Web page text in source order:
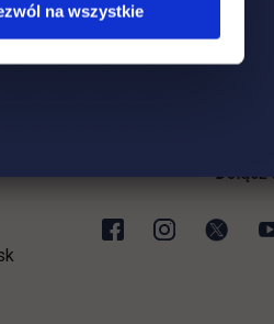
na wszystkie
karcie